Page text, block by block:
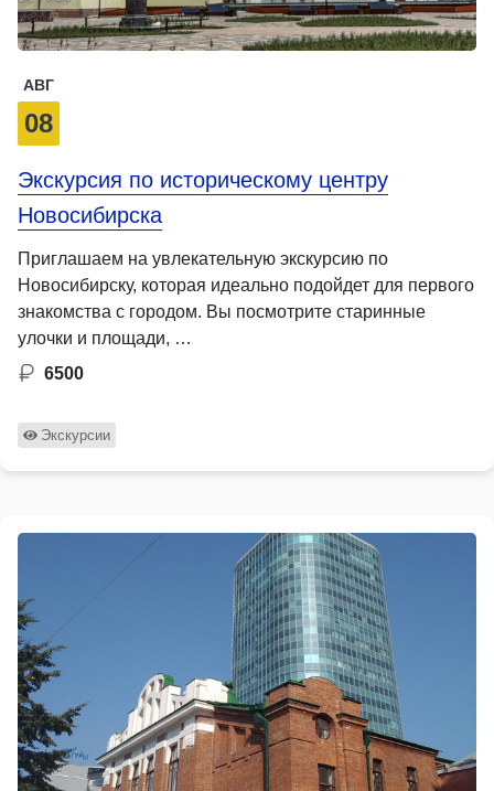
АВГ
08
Экскурсия по историческому центру
Новосибирска
Приглашаем на увлекательную экскурсию по
Новосибирску, которая идеально подойдет для первого
знакомства с городом. Вы посмотрите старинные
улочки и площади, …
6500
Экскурсии